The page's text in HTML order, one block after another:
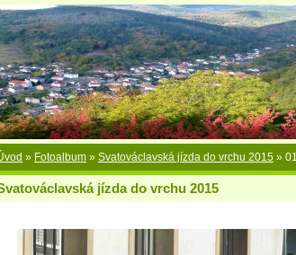
» Fotoalbum » Svatováclavská jízda do vrchu 2015 »
jízda do vrchu 2015